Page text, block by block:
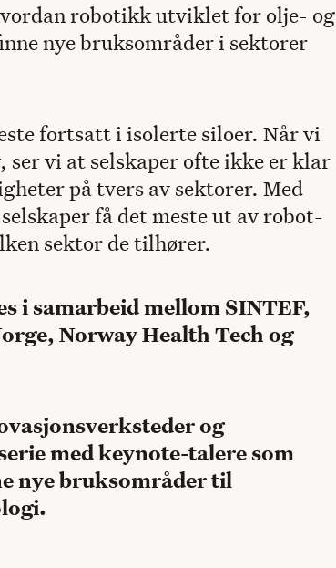
robotikk utviklet for olje- og
nye bruksområder i sektorer
fortsatt i isolerte siloer. Når vi
vi at selskaper ofte ikke er klar
på tvers av sektorer. Med
få det meste ut av robot-
sektor de tilhører.
i samarbeid mellom SINTEF,
Norway Health Tech og
og
med keynote-talere som
nye bruksområder til